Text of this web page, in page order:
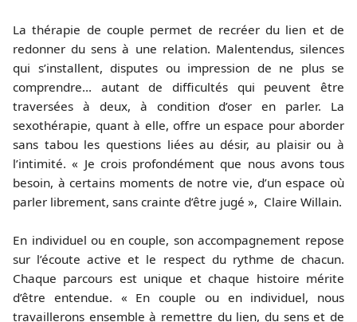
La thérapie de couple permet de recréer du lien et de
redonner du sens à une relation. Malentendus, silences
qui s’installent, disputes ou impression de ne plus se
comprendre… autant de difficultés qui peuvent être
traversées à deux, à condition d’oser en parler. La
sexothérapie, quant à elle, offre un espace pour aborder
sans tabou les questions liées au désir, au plaisir ou à
l’intimité. « Je crois profondément que nous avons tous
besoin, à certains moments de notre vie, d’un espace où
parler librement, sans crainte d’être jugé », Claire Willain.
En individuel ou en couple, son accompagnement repose
sur l’écoute active et le respect du rythme de chacun.
Chaque parcours est unique et chaque histoire mérite
d’être entendue. « En couple ou en individuel, nous
travaillerons ensemble à remettre du lien, du sens et de